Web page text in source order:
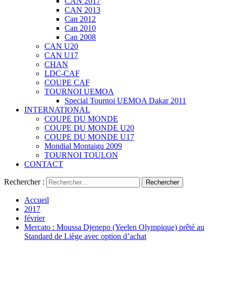
CAN 2013
Can 2012
Can 2010
Can 2008
CAN U20
CAN U17
CHAN
LDC-CAF
COUPE CAF
TOURNOI UEMOA
Special Tournoi UEMOA Dakar 2011
INTERNATIONAL
COUPE DU MONDE
COUPE DU MONDE U20
COUPE DU MONDE U17
Mondial Montaigu 2009
TOURNOI TOULON
CONTACT
Rechercher :
Accueil
2017
février
Mercato : Moussa Djenepo (Yeelen Olympique) prêté au
Standard de Liège avec option d’achat